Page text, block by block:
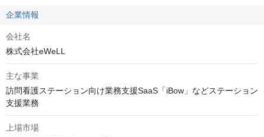
企業情報
会社名
株式会社eWeLL
主な事業
訪問看護ステーション向け業務支援SaaS「iBow」などステーション
支援業務
上場市場